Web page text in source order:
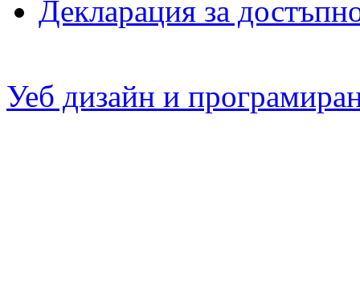
Декларация за
Уеб дизайн и